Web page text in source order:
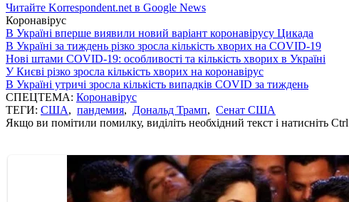
Читайте Korrespondent.net в Google News
Коронавірус
В Україні вперше виявили новий варіант коронавірусу Цикада
В Україні за тиждень різко зросла кількість хворих на COVID-19
Нові штами COVID-19: особливості та кількість хворих в Україні
У Києві різко зросла кількість хворих на коронавірус
В Україні утричі зросла кількість випадків COVID за тиждень
СПЕЦТЕМА: Коронавірус
ТЕГИ: США, пандемия, Дональд Трамп, Сенат США
Якщо ви помітили помилку, виділіть необхідний текст і натисніть